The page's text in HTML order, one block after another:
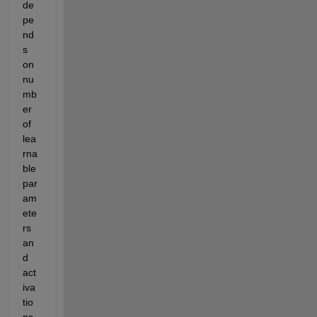
de
pe
nd
s
on
nu
mb
er
of
lea
rna
ble
par
am
ete
rs
an
d
act
iva
tio